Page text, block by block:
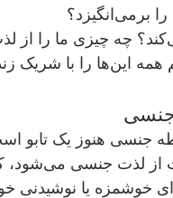
گم می‌شوند و شرم جای آن را می‌گیرد.
غذای خوشمزه یا